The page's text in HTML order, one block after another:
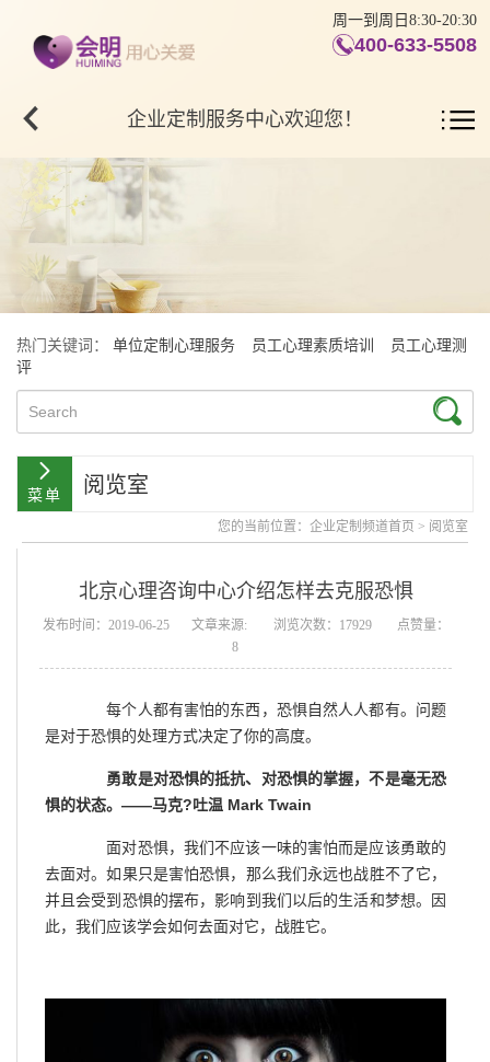
周一到周日8:30-20:30
400-633-5508
企业定制服务中心欢迎您！
热门关键词： 单位定制心理服务 员工心理素质培训
员工心理测
评
阅览室
您的当前位置： 企业定制频道首页 > 阅览室
北京心理咨询中心介绍怎样去克服恐惧
发布时间：2019-06-25 文章来源: 浏览次数：17929
点赞量：
8
每个人都有害怕的东西，恐惧自然人人都有。问题
是对于恐惧的处理方式决定了你的高度。
勇敢是对恐惧的抵抗、对恐惧的掌握，不是毫无恐
惧的状态。——马克?吐温 Mark Twain
面对恐惧，我们不应该一味的害怕而是应该勇敢的
去面对。如果只是害怕恐惧，那么我们永远也战胜不了它，
并且会受到恐惧的摆布，影响到我们以后的生活和梦想。因
此，我们应该学会如何去面对它，战胜它。